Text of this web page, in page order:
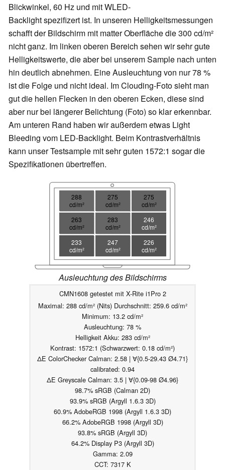
Blickwinkel, 60 Hz und mit WLED-
Backlight spezifizert ist. In unseren Helligkeitsmessungen
schafft der Bildschirm mit matter Oberfläche die 300 cd/m²
nicht ganz. Im linken oberen Bereich sehen wir sehr gute
Helligkeitswerte, die aber bei unserem Sample nach unten
hin deutlich abnehmen. Eine Ausleuchtung von nur 78 %
ist die Folge und nicht ideal. Im Clouding-Foto sieht man
gut die hellen Flecken in den oberen Ecken, diese sind
aber nur bei längerer Belichtung (Foto) so klar erkennbar.
Am unteren Rand haben wir außerdem etwas Light
Bleeding vom LED-Backlight. Beim Kontrastverhältnis
kann unser Testsample mit sehr guten 1572:1 sogar die
Spezifikationen übertreffen.
288
cd/m²
275
cd/m²
275
cd/m²
263
cd/m²
283
cd/m²
246
cd/m²
233
cd/m²
247
cd/m²
226
cd/m²
Ausleuchtung des Bildschirms
CMN1608 getestet mit X-Rite i1Pro 2
Maximal: 288 cd/m² (Nits) Durchschnitt: 259.6 cd/m²
Minimum: 13.2 cd/m²
Ausleuchtung: 78 %
Helligkeit Akku: 283 cd/m²
Kontrast: 1572:1 (Schwarzwert: 0.18 cd/m²)
ΔE ColorChecker Calman: 2.58 | ∀{0.5-29.43 Ø4.71}
calibrated: 0.94
ΔE Greyscale Calman: 3.5 | ∀{0.09-98 Ø4.96}
98.7% sRGB (Calman 2D)
93.9% sRGB (Argyll 1.6.3 3D)
60.9% AdobeRGB 1998 (Argyll 1.6.3 3D)
66.2% AdobeRGB 1998 (Argyll 3D)
93.8% sRGB (Argyll 3D)
64.2% Display P3 (Argyll 3D)
Gamma: 2.09
CCT: 7317 K